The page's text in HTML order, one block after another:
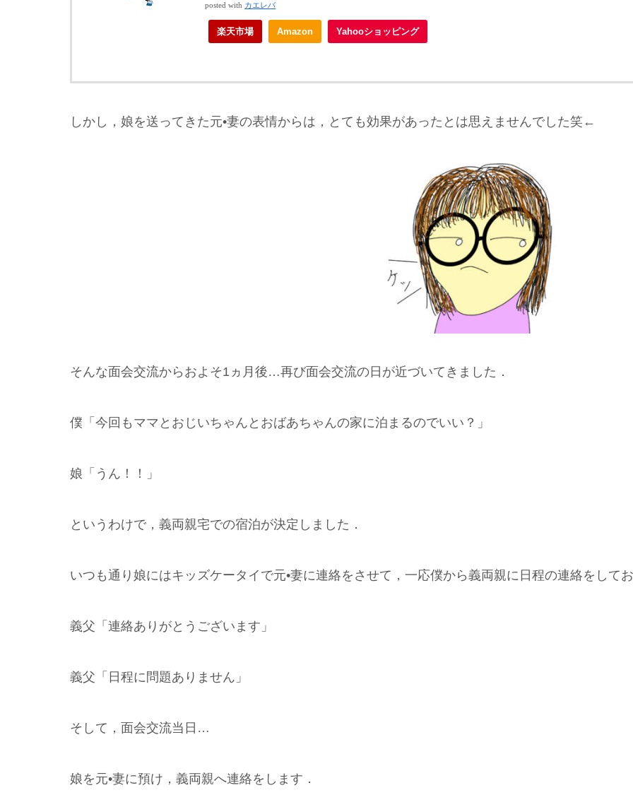
posted with カエレバ
楽天市場 Amazon Yahooショッピング
しかし，娘を送ってきた元•妻の表情からは，とても効果があったとは思えませんでした笑←
そんな面会交流からおよそ1ヵ月後…再び面会交流の日が近づいてきました．
僕「今回もママとおじいちゃんとおばあちゃんの家に泊まるのでいい？」
娘「うん！！」
というわけで，義両親宅での宿泊が決定しました．
いつも通り娘にはキッズケータイで元•妻に連絡をさせて，一応僕から義両親に日程の連絡をしてお
義父「連絡ありがとうございます」
義父「日程に問題ありません」
そして，面会交流当日…
娘を元•妻に預け，義両親へ連絡をします．